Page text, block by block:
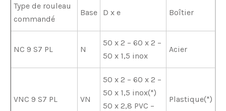
Type de rouleau
commandé
Base D x e Boîtier
NC 9 S7 PL N
50 x 2 – 60 x 2 –
50 x 1,5 inox
Acier
VNC 9 S7 PL VN
50 x 2 – 60 x 2 –
50 x 1,5 inox(*)
50 x 2,8 PVC –
Plastique(*)